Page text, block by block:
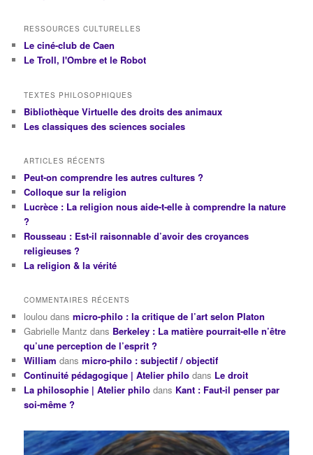
RESSOURCES CULTURELLES
Le ciné-club de Caen
Le Troll, l'Ombre et le Robot
TEXTES PHILOSOPHIQUES
Bibliothèque Virtuelle des droits des animaux
Les classiques des sciences sociales
ARTICLES RÉCENTS
Peut-on comprendre les autres cultures ?
Colloque sur la religion
Lucrèce : La religion nous aide-t-elle à comprendre la nature
?
Rousseau : Est-il raisonnable d’avoir des croyances
religieuses ?
La religion & la vérité
COMMENTAIRES RÉCENTS
loulou dansmicro-philo : la critique de l’art selon Platon
Gabrielle Mantz dans Berkeley : La matière pourrait-elle n’être
qu’une perception de l’esprit ?
William dansmicro-philo : subjectif / objectif
Continuité pédagogique | Atelier philo dans Le droit
La philosophie | Atelier philo dans Kant : Faut-il penser par
soi-même ?